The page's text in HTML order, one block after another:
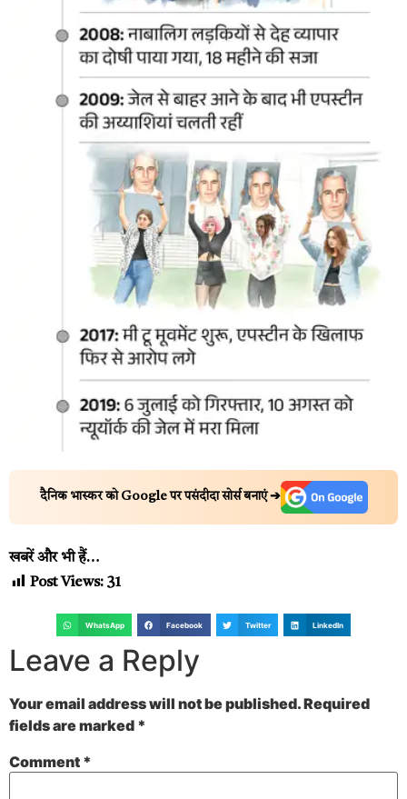
दैनिक भास्कर को Google पर पसंदीदा सोर्स बनाएं ➔
खबरें और भी हैं…
Post Views: 31
WhatsApp Facebook Twitter LinkedIn
Leave a Reply
Your email address will not be published.Required
fields are marked *
Comment *